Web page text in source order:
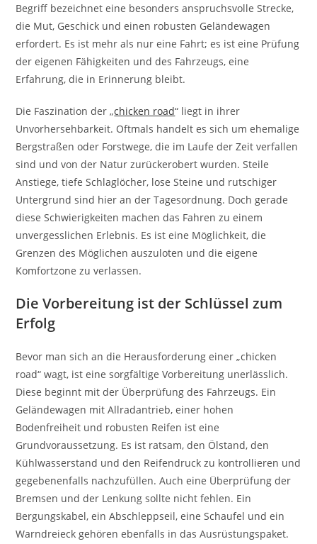
Begriff bezeichnet eine besonders anspruchsvolle Strecke,
die Mut, Geschick und einen robusten Geländewagen
erfordert. Es ist mehr als nur eine Fahrt; es ist eine Prüfung
der eigenen Fähigkeiten und des Fahrzeugs, eine
Erfahrung, die in Erinnerung bleibt.
Die Faszination der „chicken road“ liegt in ihrer
Unvorhersehbarkeit. Oftmals handelt es sich um ehemalige
Bergstraßen oder Forstwege, die im Laufe der Zeit verfallen
sind und von der Natur zurückerobert wurden. Steile
Anstiege, tiefe Schlaglöcher, lose Steine und rutschiger
Untergrund sind hier an der Tagesordnung. Doch gerade
diese Schwierigkeiten machen das Fahren zu einem
unvergesslichen Erlebnis. Es ist eine Möglichkeit, die
Grenzen des Möglichen auszuloten und die eigene
Komfortzone zu verlassen.
Die Vorbereitung ist der Schlüssel zum
Erfolg
Bevor man sich an die Herausforderung einer „chicken
road“ wagt, ist eine sorgfältige Vorbereitung unerlässlich.
Diese beginnt mit der Überprüfung des Fahrzeugs. Ein
Geländewagen mit Allradantrieb, einer hohen
Bodenfreiheit und robusten Reifen ist eine
Grundvoraussetzung. Es ist ratsam, den Ölstand, den
Kühlwasserstand und den Reifendruck zu kontrollieren und
gegebenenfalls nachzufüllen. Auch eine Überprüfung der
Bremsen und der Lenkung sollte nicht fehlen. Ein
Bergungskabel, ein Abschleppseil, eine Schaufel und ein
Warndreieck gehören ebenfalls in das Ausrüstungspaket.